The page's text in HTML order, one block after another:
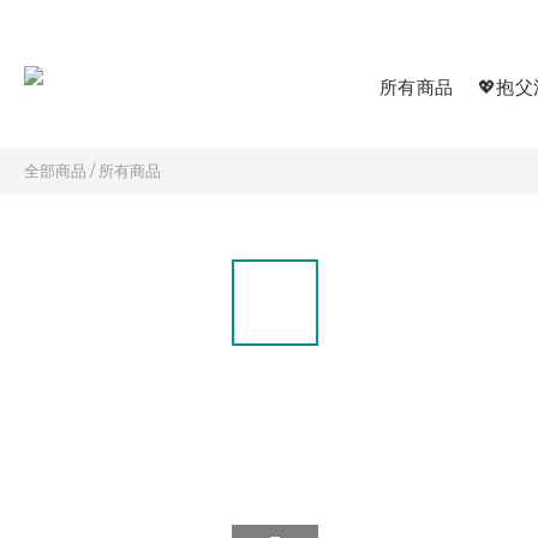
所有商品 💖抱
全部商品 /所有商品